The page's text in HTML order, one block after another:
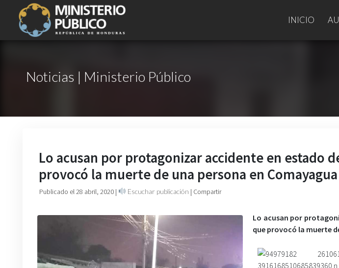
INICIO
Noticias | Ministerio Público
Lo acusan por protagonizar accidente en estado
provocó la muerte de una persona en Comayagua
Publicado el 28 abril, 2020 | Escuchar publicación | Compartir
Lo acusan por
que provocó la muerte